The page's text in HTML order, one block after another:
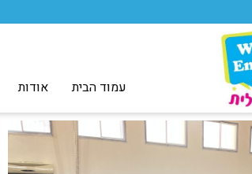
עמוד הבית אודות